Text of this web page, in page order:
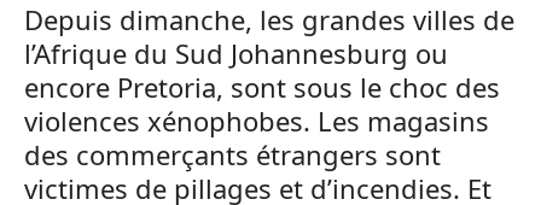
Depuis dimanche, les grandes villes de
l’Afrique du Sud Johannesburg ou
encore Pretoria, sont sous le choc des
violences xénophobes. Les magasins
des commerçants étrangers sont
victimes de pillages et d’incendies. Et